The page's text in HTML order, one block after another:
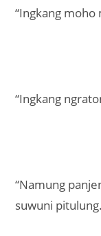
“Ingkang
“Ingkang
“Namung
suwuni